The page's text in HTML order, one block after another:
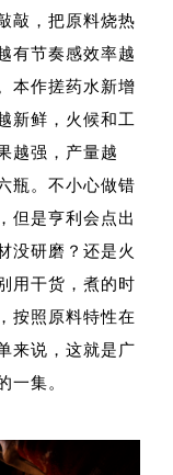
敲，把原料烧热
有节奏感效率越
本作搓药水新增
新鲜，火候和工
越强，产量越
瓶。不小心做错
但是亨利会点出
没研磨？还是火
用干货，煮的时
按照原料特性在
来说，这就是广
一集。